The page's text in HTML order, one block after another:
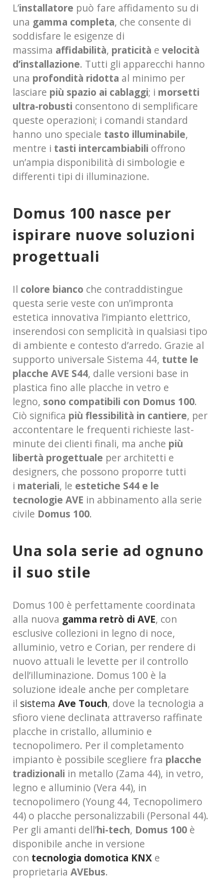
L’installatore può fare affidamento su di
una gamma completa, che consente di
soddisfare le esigenze di
massima affidabilità, praticità e velocità
d’installazione. Tutti gli apparecchi hanno
una profondità ridotta al minimo per
lasciare più spazio ai cablaggi; i morsetti
ultra-robusti consentono di semplificare
queste operazioni; i comandi standard
hanno uno speciale tasto illuminabile,
mentre i tasti intercambiabili offrono
un’ampia disponibilità di simbologie e
differenti tipi di illuminazione.
Domus 100 nasce per
ispirare nuove soluzioni
progettuali
Il colore bianco che contraddistingue
questa serie veste con un’impronta
estetica innovativa l’impianto elettrico,
inserendosi con semplicità in qualsiasi tipo
di ambiente e contesto d’arredo. Grazie al
supporto universale Sistema 44, tutte le
placche AVE S44, dalle versioni base in
plastica fino alle placche in vetro e
legno, sono compatibili con Domus 100.
Ciò significa più flessibilità in cantiere, per
accontentare le frequenti richieste last-
minute dei clienti finali, ma anche più
libertà progettuale per architetti e
designers, che possono proporre tutti
i materiali, le estetiche S44 e le
tecnologie AVE in abbinamento alla serie
civile Domus 100.
Una sola serie ad ognuno
il suo stile
Domus 100 è perfettamente coordinata
alla nuova gamma retrò di AVE, con
esclusive collezioni in legno di noce,
alluminio, vetro e Corian, per rendere di
nuovo attuali le levette per il controllo
dell’illuminazione. Domus 100 è la
soluzione ideale anche per completare
il sistema Ave Touch, dove la tecnologia a
sfioro viene declinata attraverso raffinate
placche in cristallo, alluminio e
tecnopolimero. Per il completamento
impianto è possibile scegliere fra placche
tradizionali in metallo (Zama 44), in vetro,
legno e alluminio (Vera 44), in
tecnopolimero (Young 44, Tecnopolimero
44) o placche personalizzabili (Personal 44).
Per gli amanti dell’hi-tech, Domus 100 è
disponibile anche in versione
con tecnologia domotica KNX e
proprietaria AVEbus.